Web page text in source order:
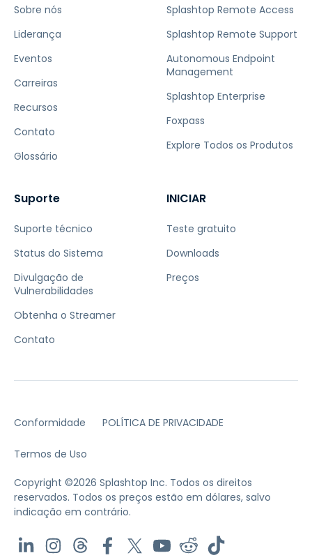
Sobre nós
Liderança
Eventos
Carreiras
Recursos
Contato
Glossário
Splashtop Remote Access
Splashtop Remote Support
Autonomous Endpoint
Management
Splashtop Enterprise
Foxpass
Explore Todos os Produtos
Suporte
Suporte técnico
Status do Sistema
Divulgação de
Vulnerabilidades
Obtenha o Streamer
Contato
INICIAR
Teste gratuito
Downloads
Preços
Conformidade POLÍTICA DE PRIVACIDADE
Termos de Uso
Copyright ©2026 Splashtop Inc. Todos os direitos
reservados. Todos os preços estão em dólares, salvo
indicação em contrário.